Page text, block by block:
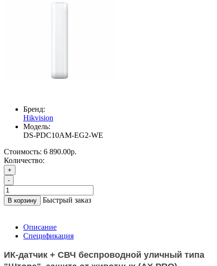
Бренд:
Hikvision
Модель:
DS-PDC10AM-EG2-WE
Стоимость: 6 890.00р.
Количество:
+
-
В корзину Быстрый заказ
Описание
Спецификация
ИК-датчик + СВЧ беспроводной уличный типа